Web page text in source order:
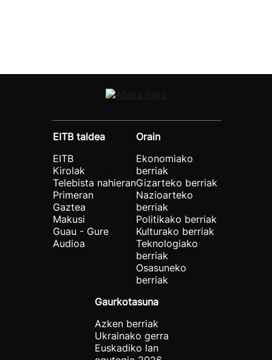
EITB taldea
EITB
Kirolak
Telebista nahieran
Primeran
Gaztea
Makusi
Guau - Gure
Audioa
Orain
Ekonomiako
berriak
Gizarteko berriak
Nazioarteko
berriak
Politikako berriak
Kulturako berriak
Teknologiako
berriak
Osasuneko
berriak
Gaurkotasuna
Azken berriak
Ukrainako gerra
Euskadiko lan